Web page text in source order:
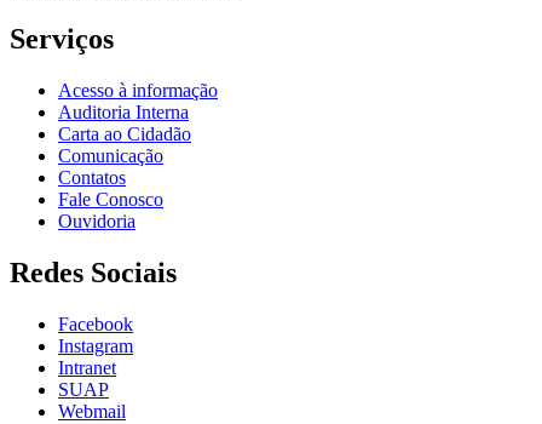
Serviços
Acesso à informação
Auditoria Interna
Carta ao Cidadão
Comunicação
Contatos
Fale Conosco
Ouvidoria
Redes Sociais
Facebook
Instagram
Intranet
SUAP
Webmail